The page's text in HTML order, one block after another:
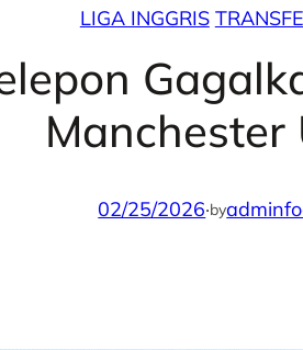
LIGA INGGRIS
Manchester
02/25/2026·by